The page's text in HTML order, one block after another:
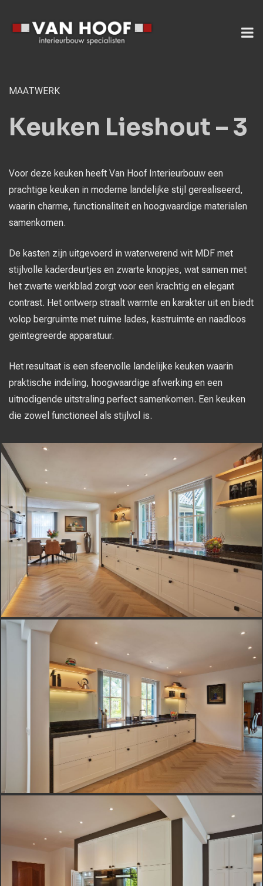
MAATWERK
Keuken Lieshout – 3
Voor deze keuken heeft Van Hoof Interieurbouw een
prachtige keuken in moderne landelijke stijl gerealiseerd,
waarin charme, functionaliteit en hoogwaardige materialen
samenkomen.
De kasten zijn uitgevoerd in waterwerend wit MDF met
stijlvolle kaderdeurtjes en zwarte knopjes, wat samen met
het zwarte werkblad zorgt voor een krachtig en elegant
contrast. Het ontwerp straalt warmte en karakter uit en biedt
volop bergruimte met ruime lades, kastruimte en naadloos
geïntegreerde apparatuur.
Het resultaat is een sfeervolle landelijke keuken waarin
praktische indeling, hoogwaardige afwerking en een
uitnodigende uitstraling perfect samenkomen. Een keuken
die zowel functioneel als stijlvol is.